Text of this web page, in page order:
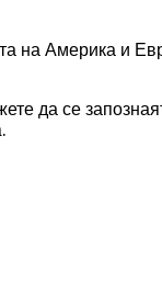
на Америка и
да се